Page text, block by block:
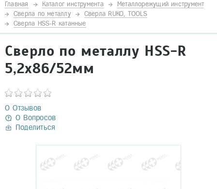
Главная Каталог инструмента
Металлорежущий инструмент
Сверла по металлу
Сверла RUKO, TOOLS
Сверла HSS-R катанные
Сверло по металлу HSS-R
5,2x86/52мм
0 Отзывов
0 Вопросов
Поделиться